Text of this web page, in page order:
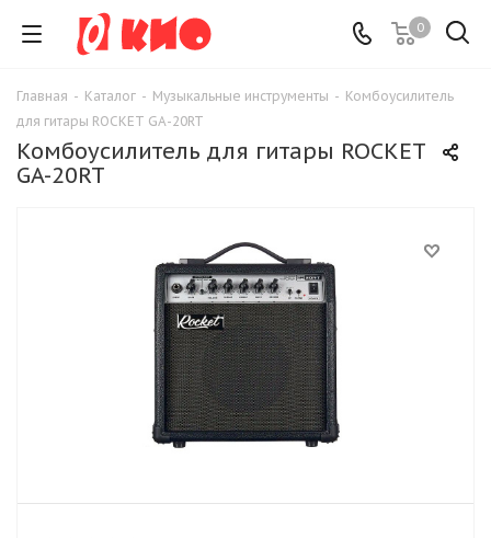
0
Главная - Каталог - Музыкальные инструменты - Комбоусилитель
для гитары ROCKET GA-20RT
Комбоусилитель для гитары ROCKET
GA-20RT